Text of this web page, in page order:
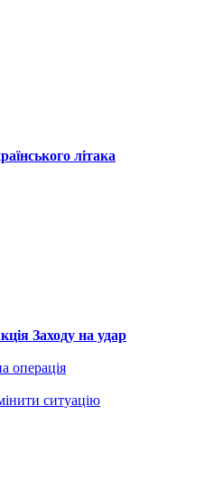
літака
Заходу на удар
операція
ситуацію